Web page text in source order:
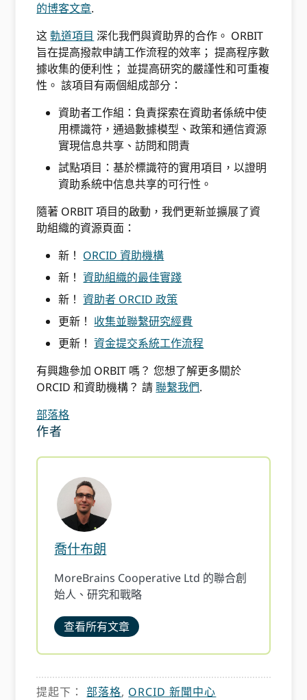
的博客文章.
这軌道項目 深化我們與資助界的合作。 ORBIT
旨在提高撥款申請工作流程的效率； 提高程序數
據收集的便利性； 並提高研究的嚴謹性和可重複
性。 該項目有兩個組成部分：
資助者工作組：負責探索在資助者係統中使
用標識符，通過數據模型、政策和通信資源
實現信息共享、訪問和問責
試點項目：基於標識符的實用項目，以證明
資助系統中信息共享的可行性。
隨著 ORBIT 項目的啟動，我們更新並擴展了資
助組織的資源頁面：
新！ ORCID 資助機構
新！資助組織的最佳實踐
新！資助者 ORCID 政策
更新！ 收集並聯繫研究經費
更新！資金提交系統工作流程
有興趣參加 ORBIT 嗎？ 您想了解更多關於
ORCID 和資助機構？ 請聯繫我們.
部落格
作者
喬什布朗
MoreBrains Cooperative Ltd 的聯合創
始人、研究和戰略
查看所有文章
提起下：部落格, ORCID 新聞中心